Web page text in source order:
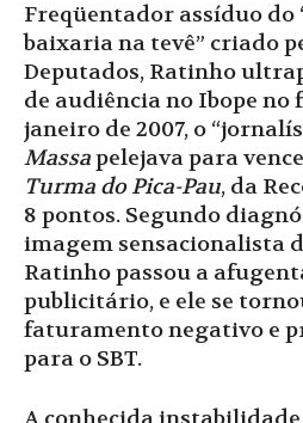
Freqüentador assíduo do
baixaria na tevê” criado
Deputados, Ratinho
de audiência no Ibope no
janeiro de 2007, o
Massapelejava para
Turma do Pica-Pau, da
8 pontos. Segundo
imagem sensacionalista
Ratinho passou a
publicitário, e ele se
faturamento negativo e
para o SBT.